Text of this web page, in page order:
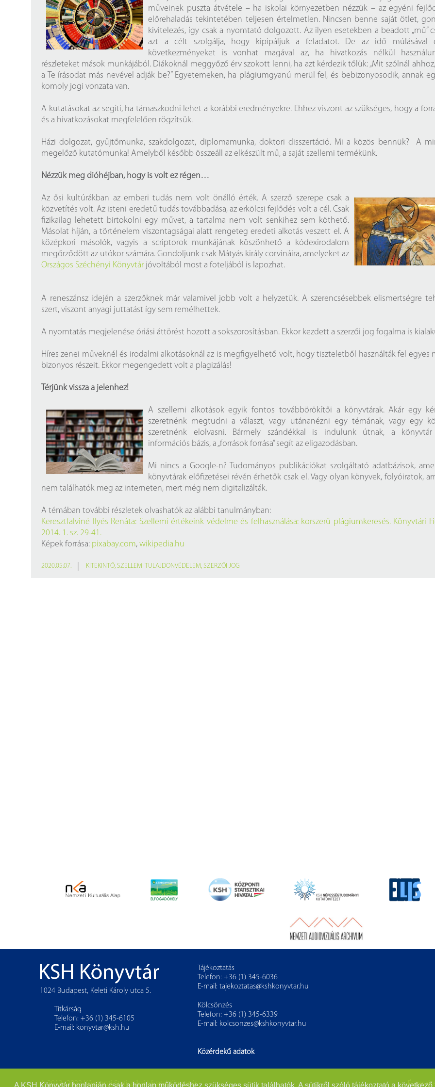
Findura Imre-díszoklevéllel kitüntetett kollégáink
Galéria
Pályázatok
Közérdekű adatok
Online katalógus Próbahozzáférések adatbázisokhoz
Könyvtári
műveinek puszta átvétele – ha iskolai környezetben nézzük – az egyéni
előrehaladás tekintetében teljesen értelmetlen. Nincsen benne saját ötlet,
kivitelezés, így csak a nyomtató dolgozott. Az ilyen esetekben a beadott „mű”
azt a célt szolgálja, hogy kipipáljuk a feladatot. De az idő múlásával
következményeket is vonhat magával az, ha hivatkozás nélkül
részleteket mások munkájából. Diákoknál meggyőző érv szokott lenni, ha azt kérdezik tőlük: „Mit szólnál
a Te írásodat más nevével adják be?” Egyetemeken, ha plágiumgyanú merül fel, és bebizonyosodik, annak
komoly jogi vonzata van.
A kutatásokat az segíti, ha támaszkodni lehet a korábbi eredményekre. Ehhez viszont az szükséges, hogy a
és a hivatkozásokat megfelelően rögzítsük.
Házi dolgozat, gyűjtőmunka, szakdolgozat, diplomamunka, doktori disszertáció. Mi a közös bennük? A
megelőző kutatómunka! Amelyből később összeáll az elkészült mű, a saját szellemi termékünk.
Nézzük meg dióhéjban, hogy is volt ez régen…
Az ősi kultúrákban az emberi tudás nem volt önálló érték. A szerző szerepe csak a
közvetítés volt. Az isteni eredetű tudás továbbadása, az erkölcsi fejlődés volt a cél. Csak
fizikailag lehetett birtokolni egy művet, a tartalma nem volt senkihez sem köthető.
Másolat híján, a történelem viszontagságai alatt rengeteg eredeti alkotás veszett el. A
középkori másolók, vagyis a scriptorok munkájának köszönhető a kódexirodalom
megőrződött az utókor számára. Gondoljunk csak Mátyás király corvináira, amelyeket az
Országos Széchényi Könyvtár jóvoltából most a foteljából is lapozhat.
A reneszánsz idején a szerzőknek már valamivel jobb volt a helyzetük. A szerencsésebbek elismertségre
szert, viszont anyagi juttatást így sem remélhettek.
A nyomtatás megjelenése óriási áttörést hozott a sokszorosításban. Ekkor kezdett a szerzői jog fogalma is
Híres zenei műveknél és irodalmi alkotásoknál az is megfigyelhető volt, hogy tiszteletből használták fel egyes
bizonyos részeit. Ekkor megengedett volt a plagizálás!
Térjünk vissza a jelenhez!
A szellemi alkotások egyik fontos továbbörökítői a könyvtárak. Akár egy
szeretnénk megtudni a választ, vagy utánanézni egy témának, vagy egy
szeretnénk elolvasni. Bármely szándékkal is indulunk útnak, a
információs bázis, a „források forrása” segít az eligazodásban.
Mi nincs a Google-n? Tudományos publikációkat szolgáltató adatbázisok,
könyvtárak előfizetései révén érhetők csak el. Vagy olyan könyvek, folyóiratok,
nem találhatók meg az interneten, mert még nem digitalizálták.
A témában további részletek olvashatók az alábbi tanulmányban:
Keresztfalviné Ilyés Renáta: Szellemi értékeink védelme és felhasználása: korszerű plágiumkeresés. Könyvtári
2014. 1. sz. 29-41.
Képek forrása: pixabay.com, wikipedia.hu
2020.05.07. KITEKINTŐ, SZELLEMI TULAJDONVÉDELEM, SZERZŐI JOG
1024 Budapest, Keleti Károly utca 5.
Titkárság
Telefon: +36 (1) 345-6105
E-mail: konyvtar@ksh.hu
Tájékoztatás
Telefon: +36 (1) 345-6036
E-mail: tajekoztatas@kshkonyvtar.hu
Kölcsönzés
Telefon: +36 (1) 345-6339
E-mail: kolcsonzes@kshkonyvtar.hu
Közérdekű adatok
© 2013–2022 Központi Statisztikai Hivatal Könyvtár